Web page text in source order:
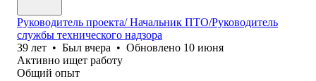
Руководитель проекта/ Начальник ПТО/Руководитель
службы технического надзора
39 лет • Был вчера • Обновлено 10 июня
Активно ищет работу
Общий опыт